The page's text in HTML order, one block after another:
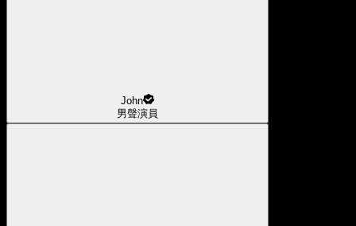
John
男聲演員